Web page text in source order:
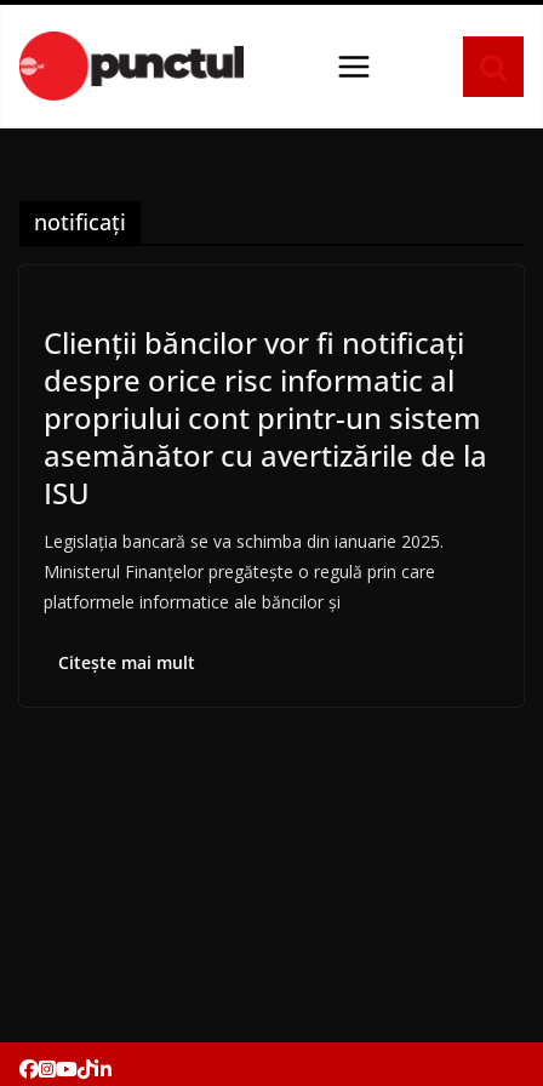
conținut
notificați
Clienții băncilor vor fi notificați
despre orice risc informatic al
propriului cont printr-un sistem
asemănător cu avertizările de la
ISU
Legislația bancară se va schimba din ianuarie 2025.
Ministerul Finanțelor pregătește o regulă prin care
platformele informatice ale băncilor și
Citește mai mult